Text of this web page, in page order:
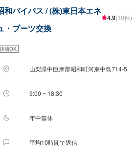
和バイパス / (株)東日本エネ
・ブーツ交換
4.9(10件)
済OK
山梨県中巨摩郡昭和町河東中島714-5
9:00 ~ 18:30
年中無休
平均10時間で返信